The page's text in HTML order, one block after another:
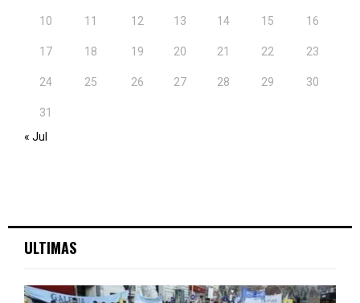
10 11 12 13 14 15 16
17 18 19 20 21 22 23
24 25 26 27 28 29 30
31
« Jul
ULTIMAS